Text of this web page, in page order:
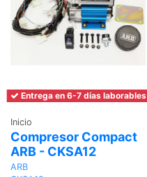
Entrega en 6-7 días laborables
Inicio
Compresor Compact
ARB - CKSA12
ARB